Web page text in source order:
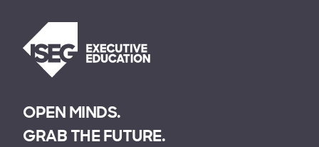
OPEN MINDS.
GRAB THE FUTURE.